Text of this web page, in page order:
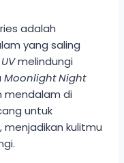
adalah
yang saling
melindungi
Moonlight Night
mendalam di
untuk
kulitmu